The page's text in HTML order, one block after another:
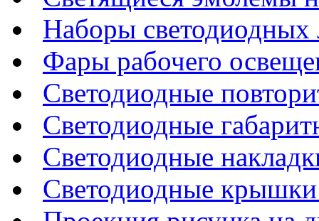
Наборы светодиодных
Фары рабочего
Светодиодные
Светодиодные
Светодиодные
Светодиодные крышки